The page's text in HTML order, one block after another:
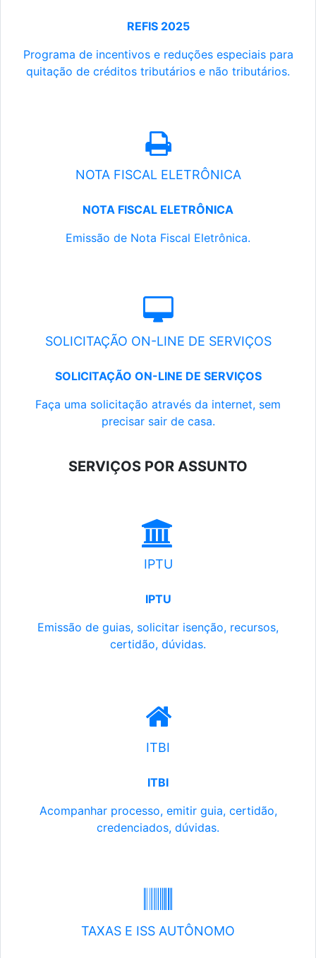
REFIS 2025
Programa de incentivos e reduções especiais para
quitação de créditos tributários e não tributários.
NOTA FISCAL ELETRÔNICA
NOTA FISCAL ELETRÔNICA
Emissão de Nota Fiscal Eletrônica.
SOLICITAÇÃO ON-LINE DE SERVIÇOS
SOLICITAÇÃO ON-LINE DE SERVIÇOS
Faça uma solicitação através da internet, sem
precisar sair de casa.
SERVIÇOS POR ASSUNTO
IPTU
IPTU
Emissão de guias, solicitar isenção, recursos,
certidão, dúvidas.
ITBI
ITBI
Acompanhar processo, emitir guia, certidão,
credenciados, dúvidas.
TAXAS E ISS AUTÔNOMO